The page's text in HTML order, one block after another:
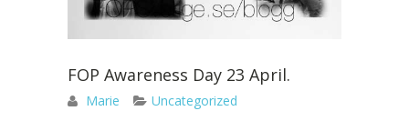
FOP Awareness Day 23 April.
Marie Uncategorized